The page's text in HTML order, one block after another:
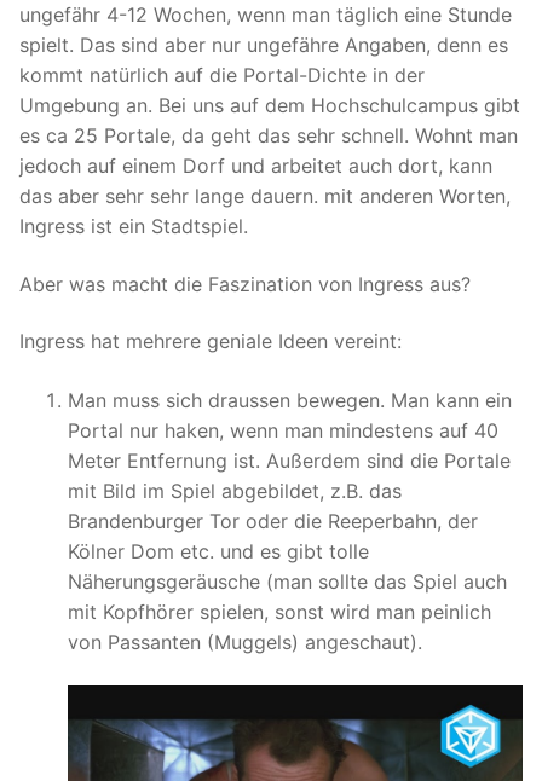
ungefähr 4-12 Wochen, wenn man täglich eine Stunde
spielt. Das sind aber nur ungefähre Angaben, denn es
kommt natürlich auf die Portal-Dichte in der
Umgebung an. Bei uns auf dem Hochschulcampus gibt
es ca 25 Portale, da geht das sehr schnell. Wohnt man
jedoch auf einem Dorf und arbeitet auch dort, kann
das aber sehr sehr lange dauern. mit anderen Worten,
Ingress ist ein Stadtspiel.
Aber was macht die Faszination von Ingress aus?
Ingress hat mehrere geniale Ideen vereint:
Man muss sich draussen bewegen. Man kann ein
Portal nur haken, wenn man mindestens auf 40
Meter Entfernung ist. Außerdem sind die Portale
mit Bild im Spiel abgebildet, z.B. das
Brandenburger Tor oder die Reeperbahn, der
Kölner Dom etc. und es gibt tolle
Näherungsgeräusche (man sollte das Spiel auch
mit Kopfhörer spielen, sonst wird man peinlich
von Passanten (Muggels) angeschaut).